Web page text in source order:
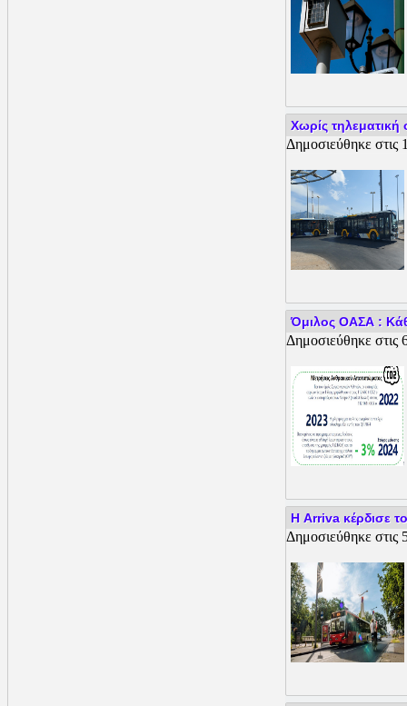
Χωρίς τηλεματική
Δημοσιεύθηκε στις
Όμιλος ΟΑΣΑ :
Δημοσιεύθηκε στις
Η Arriva κέρδισε
Δημοσιεύθηκε στις